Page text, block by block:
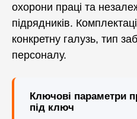
охорони праці та
підрядників.
конкретну галузь, тип
персоналу.
Ключові параметри
під ключ